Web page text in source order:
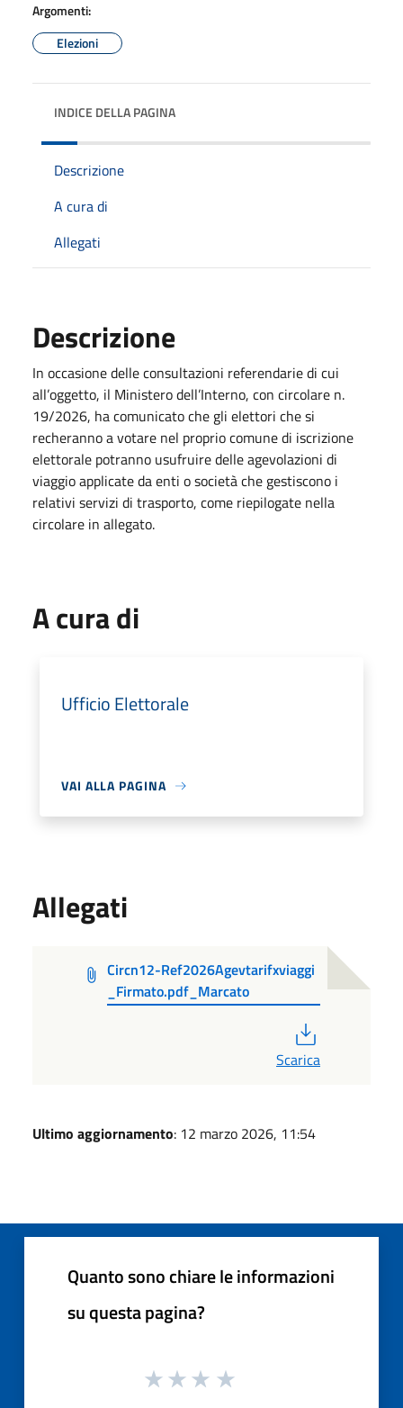
Argomenti:
Elezioni
INDICE DELLA PAGINA
Descrizione
A cura di
Allegati
Descrizione
In occasione delle consultazioni referendarie di cui
all’oggetto, il Ministero dell’Interno, con circolare n.
19/2026, ha comunicato che gli elettori che si
recheranno a votare nel proprio comune di iscrizione
elettorale potranno usufruire delle agevolazioni di
viaggio applicate da enti o società che gestiscono i
relativi servizi di trasporto, come riepilogate nella
circolare in allegato.
A cura di
Ufficio Elettorale
VAI ALLA PAGINA
Allegati
Circn12-Ref2026Agevtarifxviaggi
_Firmato.pdf_Marcato
Scarica
Ultimo aggiornamento: 12 marzo 2026, 11:54
Quanto sono chiare le informazioni
su questa pagina?